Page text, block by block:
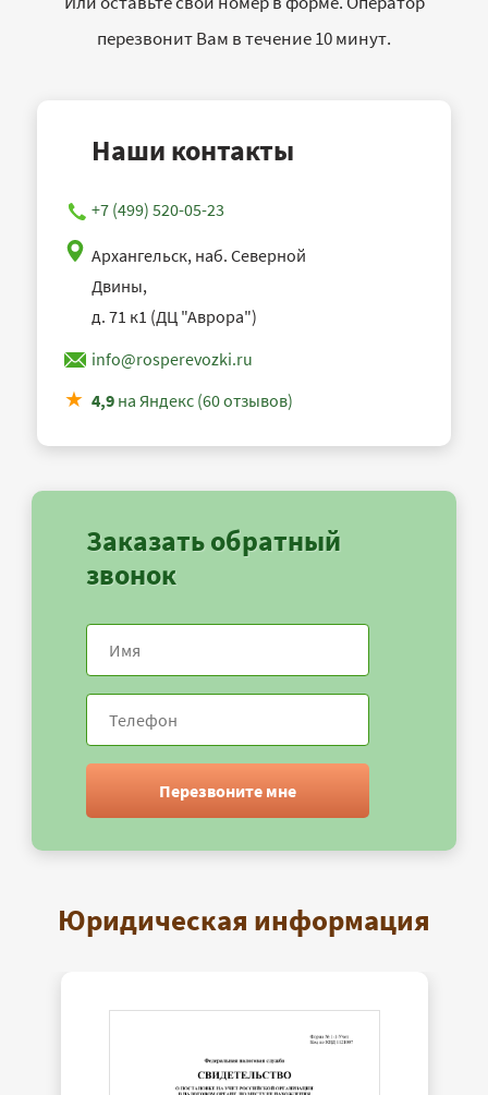
перезвонит Вам в течение 10 минут.
Наши контакты
+7 (499) 520-05-23
Архангельск, наб. Северной
Двины,
д. 71 к1 (ДЦ "Аврора")
info@rosperevozki.ru
4,9 на Яндекс (60 отзывов)
Заказать обратный
звонок
Перезвоните мне
Юридическая информация